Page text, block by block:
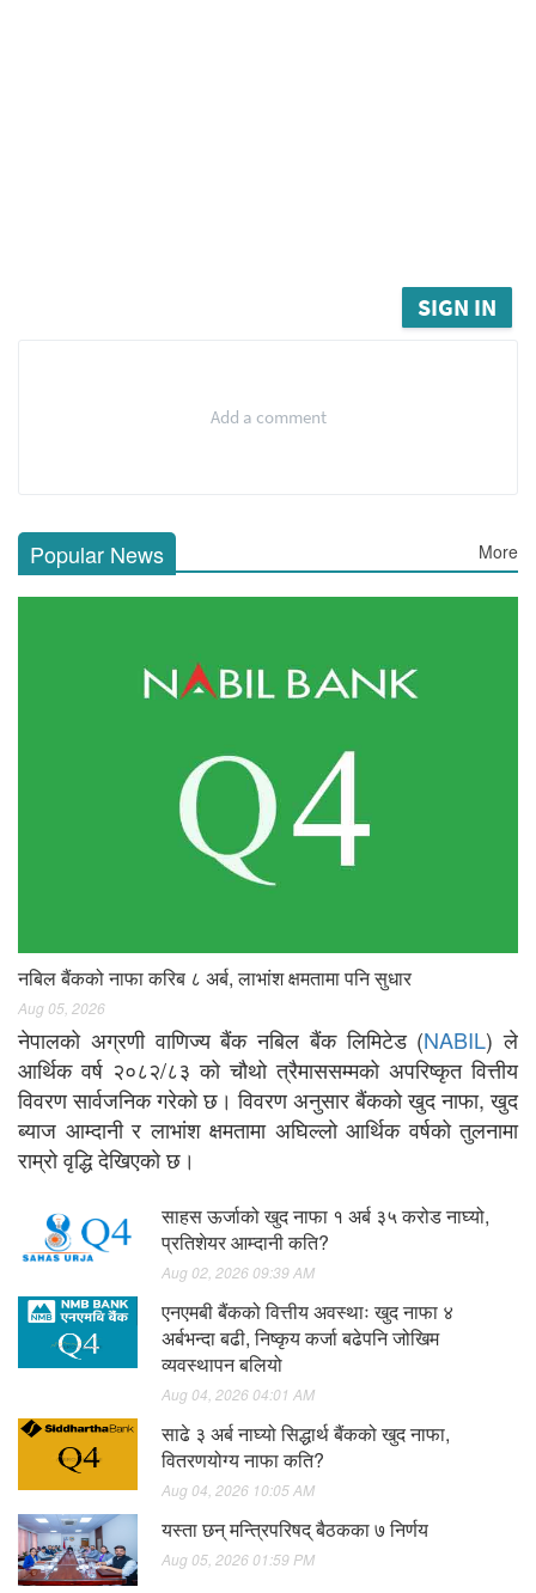
SIGN IN
Add a comment
Popular News More
नबिल बैंकको नाफा करिब ८ अर्ब, लाभांश क्षमतामा पनि सुधार
Aug 05, 2026
नेपालको अग्रणी वाणिज्य बैंक नबिल बैंक लिमिटेड (NABIL) ले
आर्थिक वर्ष २०८२/८३ को चौथो त्रैमाससम्मको अपरिष्कृत वित्तीय
विवरण सार्वजनिक गरेको छ। विवरण अनुसार बैंकको खुद नाफा, खुद
ब्याज आम्दानी र लाभांश क्षमतामा अघिल्लो आर्थिक वर्षको तुलनामा
राम्रो वृद्धि देखिएको छ।
साहस ऊर्जाको खुद नाफा १ अर्ब ३५ करोड नाघ्यो,
प्रतिशेयर आम्दानी कति?
Aug 02, 2026 09:39 AM
एनएमबी बैंकको वित्तीय अवस्थाः खुद नाफा ४
अर्बभन्दा बढी, निष्कृय कर्जा बढेपनि जोखिम
व्यवस्थापन बलियो
Aug 04, 2026 04:01 AM
साढे ३ अर्ब नाघ्यो सिद्धार्थ बैंकको खुद नाफा,
वितरणयोग्य नाफा कति?
Aug 04, 2026 10:05 AM
यस्ता छन् मन्त्रिपरिषद् बैठकका ७ निर्णय
Aug 05, 2026 01:59 PM